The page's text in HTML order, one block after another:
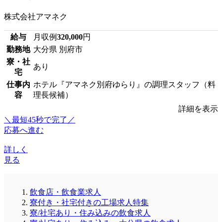
株式会社アマネク
給与 月収例320,000円
勤務地 大分県 別府市
寮・社
宅
あり
仕事内
容
ホテル『アマネク別府ゆらり』の調理スタッフ（料
理長候補）
詳細を表示
＼最短45秒で完了／
応募へ進む
詳しく
見る
飲食店・飲食業求人
寮付き・社宅付きの工場求人特集
寮/社宅あり・住み込みの飲食求人